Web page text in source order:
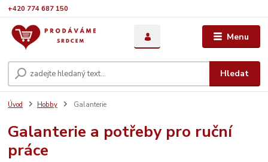
Menu
Hledat
+420 774 687 150
Úvod Hobby Galanterie
Galanterie a potřeby pro ruční
práce